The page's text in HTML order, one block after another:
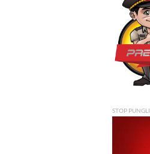
STOP PUNGLI